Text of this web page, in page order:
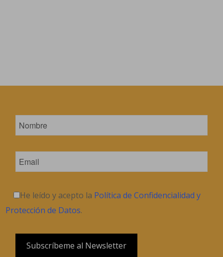
He leído y acepto la Política de Confidencialidad y
Protección de Datos.